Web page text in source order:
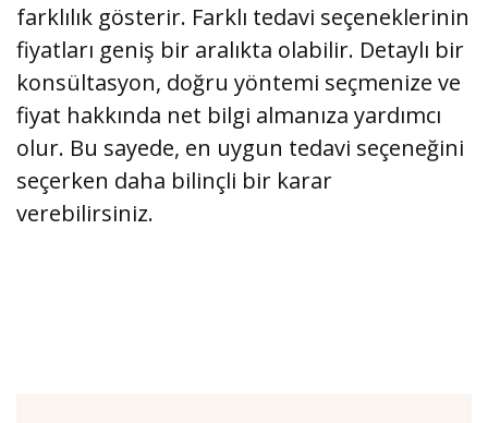
farklılık gösterir. Farklı tedavi seçeneklerinin
fiyatları geniş bir aralıkta olabilir. Detaylı bir
konsültasyon, doğru yöntemi seçmenize ve
fiyat hakkında net bilgi almanıza yardımcı
olur. Bu sayede, en uygun tedavi seçeneğini
seçerken daha bilinçli bir karar
verebilirsiniz.